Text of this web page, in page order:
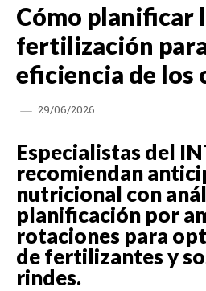
Cómo planificar
fertilización
eficiencia de los
29/06/2026
Especialistas del
recomiendan
nutricional con
planificación por
rotaciones para
de fertilizantes y
rindes.